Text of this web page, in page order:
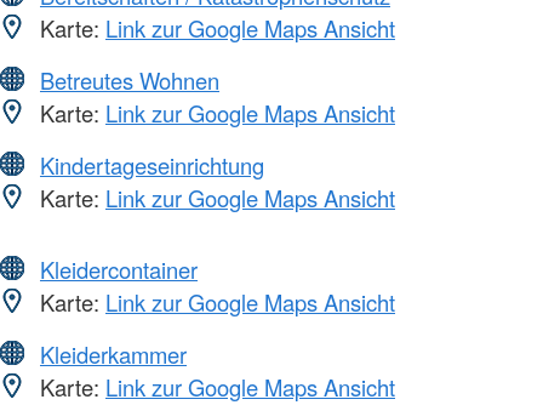
Karte: Link zur Google Maps Ansicht
Betreutes Wohnen
Karte: Link zur Google Maps Ansicht
Kindertageseinrichtung
Karte: Link zur Google Maps Ansicht
Kleidercontainer
Karte: Link zur Google Maps Ansicht
Kleiderkammer
Karte: Link zur Google Maps Ansicht